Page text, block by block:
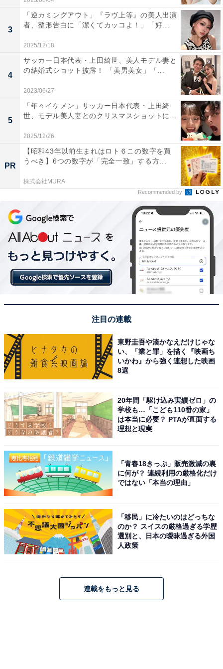
3
「逆カミングアウト」『ラヴ上等』の美人出演
者、整形告白に「潔くてカッコよ！」「好...
2025/12/18
4
サッカー日本代表・上田綺世、美人モデル妻と
の結婚式ショット披露！ 「美男美女」「...
2023/06/27
5
「年々イケメン」サッカー日本代表・上田綺
世、モデル美人妻とのクリスマスショットに...
2025/12/26
PR
【昭和43年以前生まれはロト６この数字を買
うべき】6つの数字が「完全一致」する方...
株式会社MURA
Recommended by
注目の連載
東野圭吾や湊かなえだけじゃな
い、「業と罪」を描く『映画ち
いかわ』から強く連想した映画
8選
20年間「駆け込み実績ゼロ」の
学校も…「こども110番の家」
は本当に必要？ PTAが直面する
理想と現実
「青春18きっぷ」販売激減の裏
に何が？ 連続利用の厳格化だけ
ではない「本当の理由」
「移民」に冷たいのはどっちな
のか？ スイスの厳格過ぎる学歴
選別と、日本の曖昧過ぎる外国
人政策
連載をもっと見る